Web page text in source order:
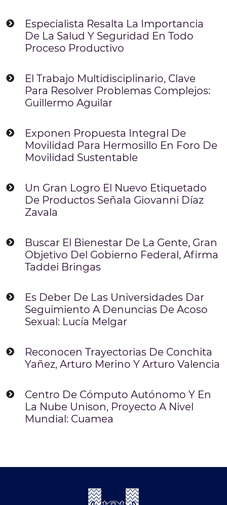
Especialista Resalta La Importancia
De La Salud Y Seguridad En Todo
Proceso Productivo
El Trabajo Multidisciplinario, Clave
Para Resolver Problemas Complejos:
Guillermo Aguilar
Exponen Propuesta Integral De
Movilidad Para Hermosillo En Foro De
Movilidad Sustentable
Un Gran Logro El Nuevo Etiquetado
De Productos Señala Giovanni Díaz
Zavala
Buscar El Bienestar De La Gente, Gran
Objetivo Del Gobierno Federal, Afirma
Taddei Bringas
Es Deber De Las Universidades Dar
Seguimiento A Denuncias De Acoso
Sexual: Lucía Melgar
Reconocen Trayectorias De Conchita
Yañez, Arturo Merino Y Arturo Valencia
Centro De Cómputo Autónomo Y En
La Nube Unison, Proyecto A Nivel
Mundial: Cuamea